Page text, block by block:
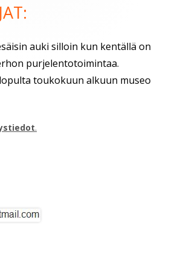
auki silloin kun kentällä on
purjelentotoimintaa.
toukokuun alkuun museo
.